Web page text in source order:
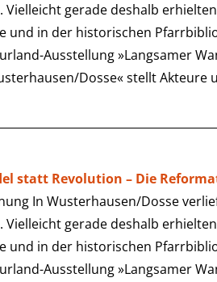
Vielleicht gerade deshalb
und in der historischen
Ausstellung »Langsamer
Dosse« stellt Akteure
statt Revolution – Die
In Wusterhausen/Dosse
Vielleicht gerade deshalb
und in der historischen
Ausstellung »Langsamer